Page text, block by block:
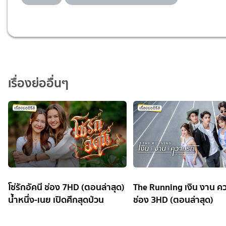
เรื่องย่ออื่นๆ
โซ่รักอัคนี ช่อง 7HD (ตอนล่าสุด)
น้ำหนึ่ง-เนย เปิดศึกสุดป่วน
The Running เงิน งาน
ช่อง 3HD (ตอนล่าสุด)